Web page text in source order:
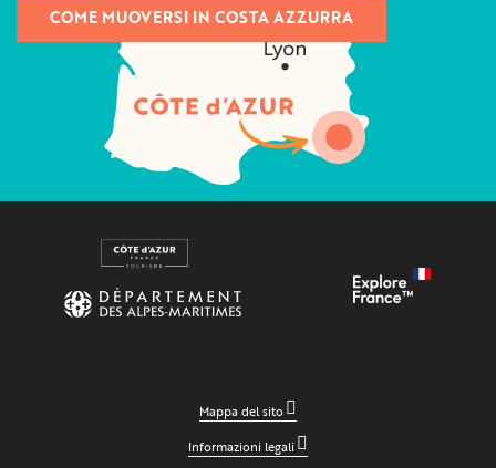
COME MUOVERSI IN COSTA AZZURRA
Mappa del sito
Informazioni legali